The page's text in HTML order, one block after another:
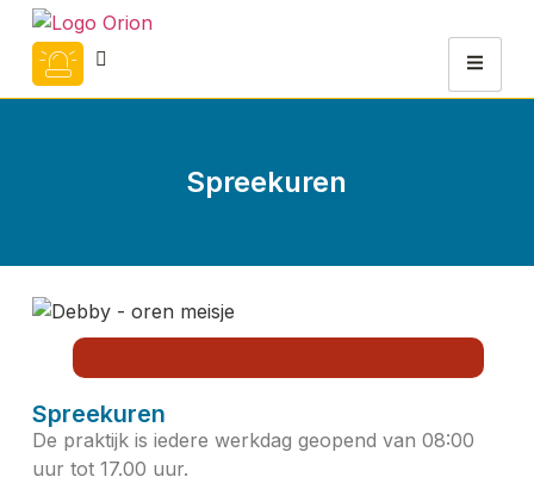
Spreekuren
Spreekuren
De praktijk is iedere werkdag geopend van 08:00
uur tot 17.00 uur.